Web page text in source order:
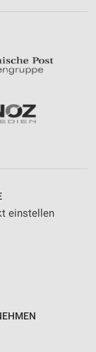
einstellen